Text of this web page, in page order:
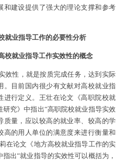
和建设提供了强大的理论支撑和参考
就业指导工作的必要性分析
校就业指导工作实效性的概念
效性，就是按质完成任务，达到实际
。目前国内很少有文献对高校就业指
进行定义。王壮在论文《高职院校就
研究》中指出“高职院校就业指导实效
质量，应以较高的就业率、较高的学
高的用人单位的满意度来进行衡量和
在论文《地方高校就业指导工作的实
指出“就业指导的实效性可以概括为，